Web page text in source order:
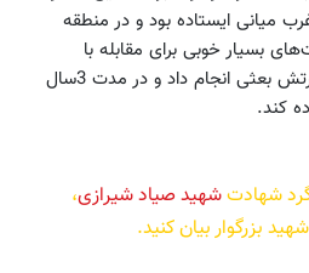
میانی ایستاده بود و در منطقه
بسیار خوبی برای مقابله با
ضدانقلاب داخلی و مقابله با ارتش بعثی انجام داد و در مدت 3سال
کند.
شهادتشهید صیاد شیرازی،
بزرگوار بیان کنید.